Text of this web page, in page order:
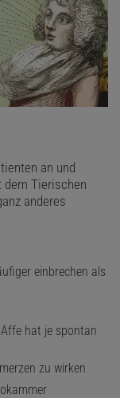
an und
dem Tierischen
anderes
einbrechen als
Affe hat je spontan
zu wirken